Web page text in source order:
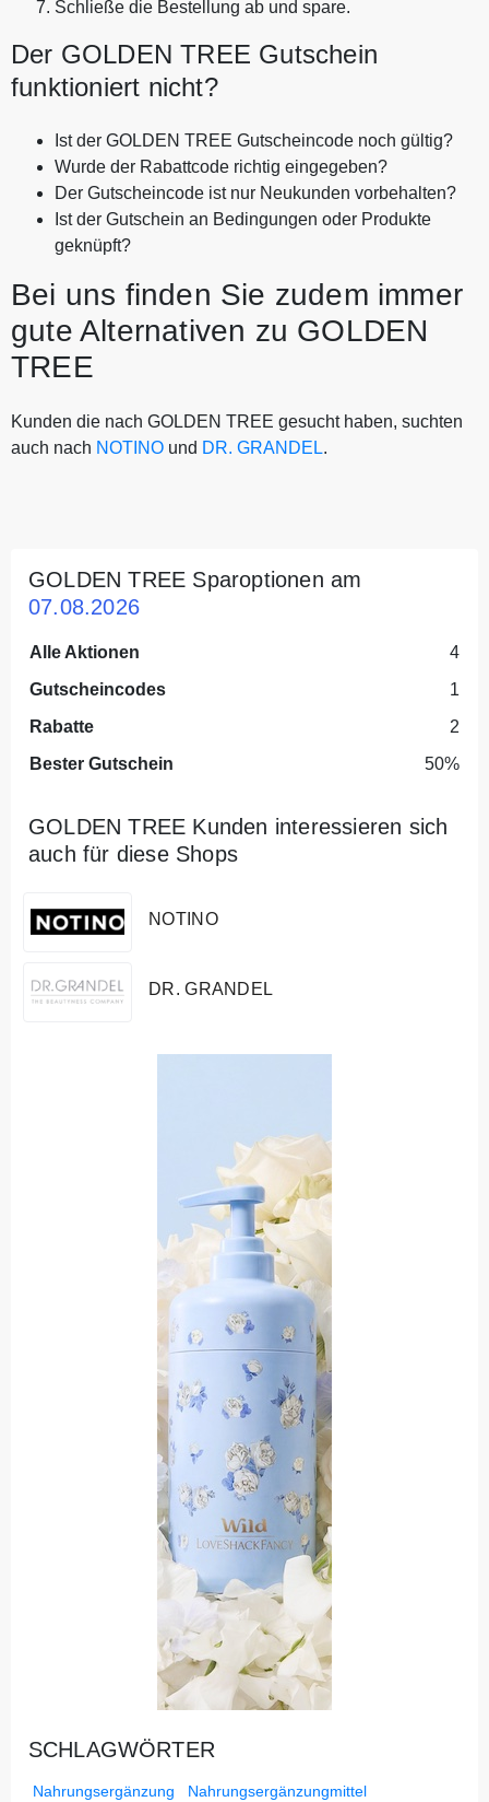
Schließe die Bestellung ab und spare.
Der GOLDEN TREE Gutschein
funktioniert nicht?
Ist der GOLDEN TREE Gutscheincode noch gültig?
Wurde der Rabattcode richtig eingegeben?
Der Gutscheincode ist nur Neukunden vorbehalten?
Ist der Gutschein an Bedingungen oder Produkte
geknüpft?
Bei uns finden Sie zudem immer
gute Alternativen zu GOLDEN
TREE
Kunden die nach GOLDEN TREE gesucht haben, suchten
auch nach NOTINO und DR. GRANDEL.
GOLDEN TREE Sparoptionen am
07.08.2026
Alle Aktionen
4
Gutscheincodes
1
Rabatte
2
Bester Gutschein
50%
GOLDEN TREE Kunden interessieren sich
auch für diese Shops
NOTINO
DR. GRANDEL
SCHLAGWÖRTER
Nahrungsergänzung
Nahrungsergänzungmittel